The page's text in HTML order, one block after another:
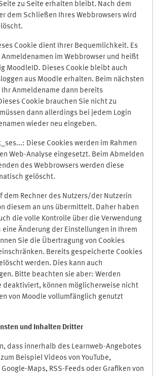
zu Seite erhalten bleibt. Nach dem
dem Schließen Ihres Webbrowsers wird
Cookie dient Ihrer Bequemlichkeit. Es
im Webbrowser und heißt
MoodleID. Dieses Cookie bleibt auch
aus Moodle erhalten. Beim nächsten
Ihr Anmeldename dann bereits
Cookie brauchen Sie nicht zu
dann allerdings bei jedem Login
wieder neu eingeben.
Diese Cookies werden im Rahmen
Web-Analyse eingesetzt. Beim Abmelden
des Webbrowsers werden diese
gelöscht.
dem Rechner des Nutzers/der Nutzerin
diesem an uns übermittelt. Daher haben
die volle Kontrolle über die Verwendung
eine Änderung der Einstellungen in Ihrem
Sie die Übertragung von Cookies
Bereits gespeicherte Cookies
werden. Dies kann auch
Bitte beachten sie aber: Werden
deaktiviert, können möglicherweise nicht
von Moodle vollumfänglich genutzt
und Inhalten Dritter
dass innerhalb des Learnweb-Angebotes
Beispiel Videos von YouTube,
Maps, RSS-Feeds oder Grafiken von